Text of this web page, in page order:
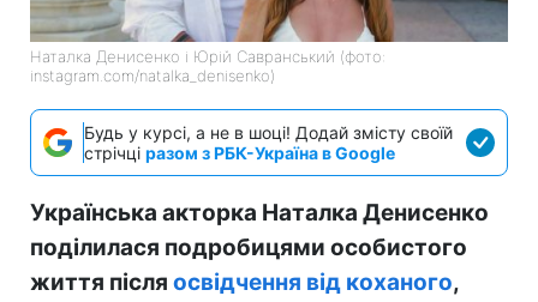
Наталка Денисенко і Юрій Савранський (фото:
instagram.com/natalka_denisenko)
Будь у курсі, а не в шоці! Додай змісту своїй
стрічці разом з РБК-Україна в Google
Українська акторка Наталка Денисенко
поділилася подробицями особистого
життя після освідчення від коханого,